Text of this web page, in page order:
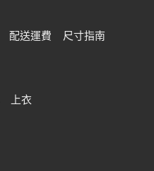
配送運費
尺寸指南
上衣